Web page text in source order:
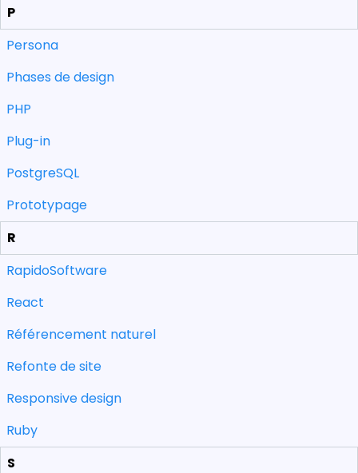
P
Persona
Phases de design
PHP
Plug-in
PostgreSQL
Prototypage
R
RapidoSoftware
React
Référencement naturel
Refonte de site
Responsive design
Ruby
S